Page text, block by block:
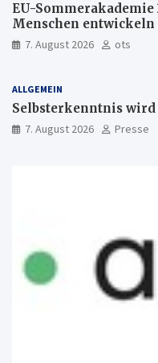
EU-Sommerakademie
Menschen
7. August 2026 ots
ALLGEMEIN
Selbsterkenntnis
7. August 2026 Presse